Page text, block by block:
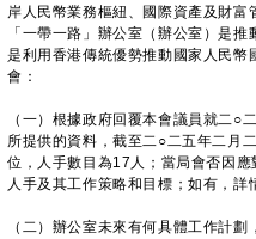
岸人民幣業務樞紐、國際資產及財
「一帶一路」辦公室（辦公室）是
是利用香港傳統優勢推動國家人民
會：
（一）根據政府回覆本會議員就二○
所提供的資料，截至二○二五年二月
位，人手數目為17人；當局會否因
人手及其工作策略和目標；如有，詳
（二）辦公室未來有何具體工作計